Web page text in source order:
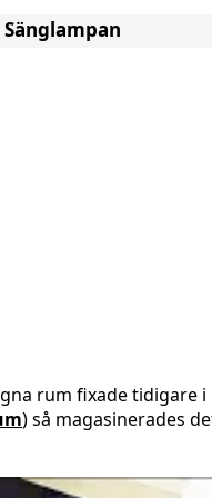
rum fixade tidigare i
) så magasinerades